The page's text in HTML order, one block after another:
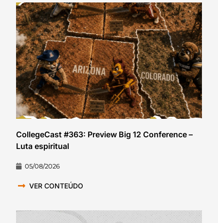
CollegeCast #363: Preview Big 12 Conference –
Luta espiritual
05/08/2026
VER CONTEÚDO